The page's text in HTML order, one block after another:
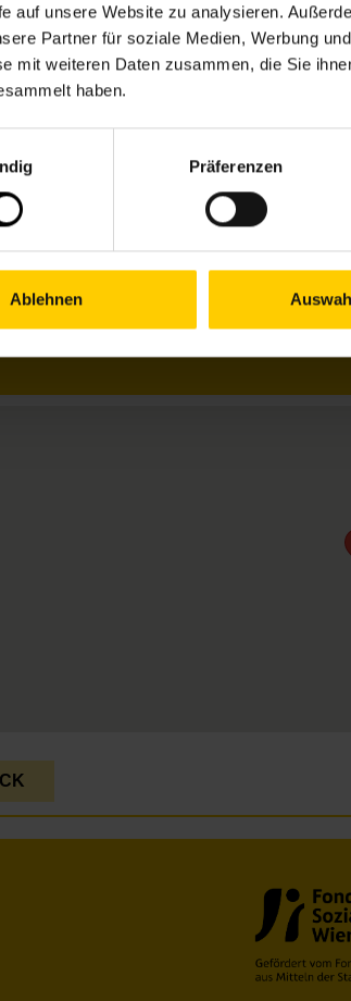
auf unsere Website zu analysieren.
Partner für soziale Medien, Werbung
mit weiteren Daten zusammen, die Sie
haben.
Präferenzen
Ablehnen